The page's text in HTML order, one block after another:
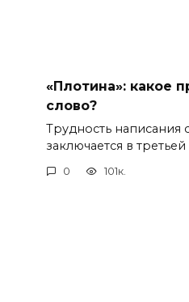
«Плотина»: какое
слово?
Трудность написания
заключается в третьей
0 101к.